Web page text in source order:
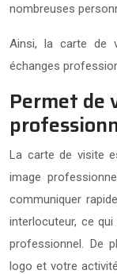
nombreuses
Ainsi, la carte de
échanges
Permet de
La carte de visite
image
communiquer
interlocuteur, ce
professionnel. De
logo et votre